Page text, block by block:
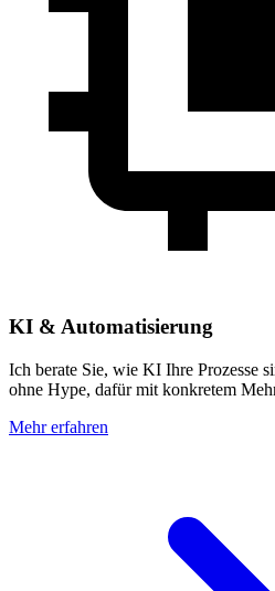
KI & Automatisierung
Ich berate Sie, wie KI Ihre Prozesse
ohne Hype, dafür mit konkretem
Mehr erfahren